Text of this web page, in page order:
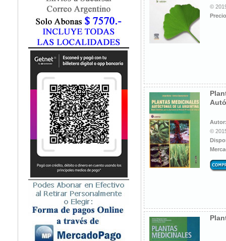
Geriatría
Ginecología / Obstetricia
Hematología
Histología
Homeopatía
Infectología
Inmunología
Instrumentación Quirurgica
Medicina del Deporte / Rehabilitación
Medicina Emergencias / Urgencias
Medicina Forense / Legal
Medicina General
Medicina Interna
Microbiología
Nefrología
Neonatología / Pediatría
Neumología
Neuroanatomía / Neurociencia
Neurocirugía
©
©